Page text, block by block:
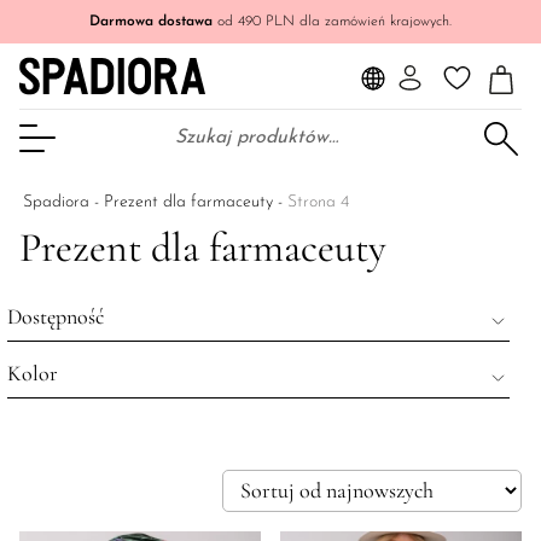
Darmowa dostawa od 490 PLN dla zamówień krajowych.
Szukaj:
Spadiora - Prezent dla farmaceuty - Strona 4
Prezent dla farmaceuty
Dostępność
Wyprzedane
Na stanie
Kolor